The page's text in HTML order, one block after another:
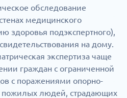
обследование
медицинского
здоровья подэкспертного),
на дому.
экспертиза чаще
граждан с ограниченной
с поражениями опорно-
пожилых людей, страдающих